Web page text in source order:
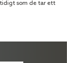
som de tar ett